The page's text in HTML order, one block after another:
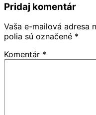
Pridaj komentár
Vaša e-mailová adresa
polia sú označené *
Komentár *